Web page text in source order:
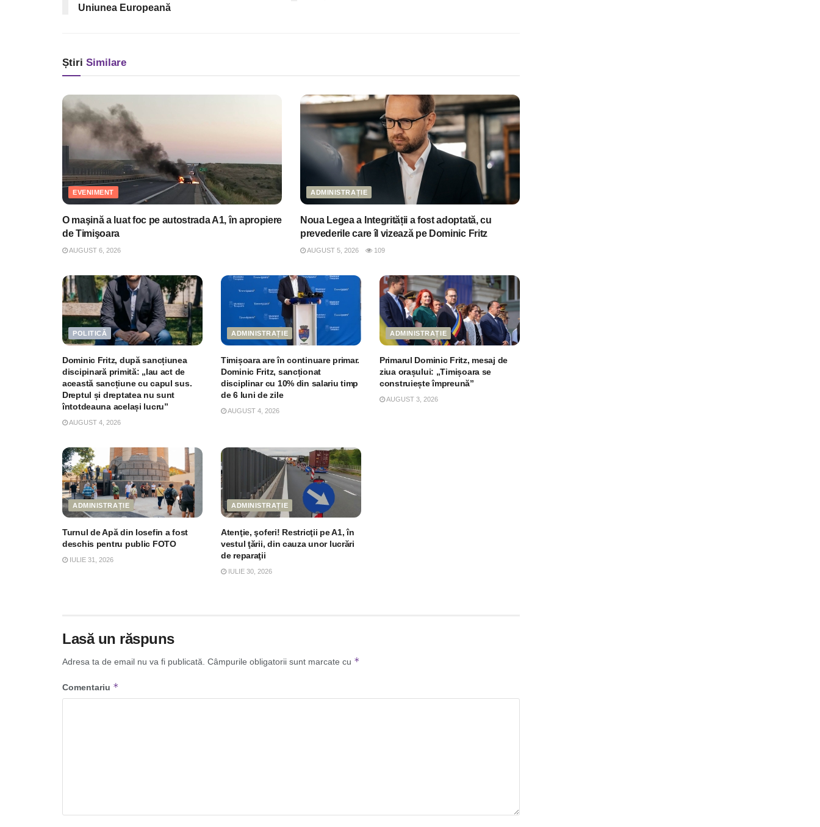
Uniunea Europeană
Știri Similare
EVENIMENT
O maşină a luat foc pe autostrada A1, în apropiere
de Timişoara
AUGUST 6, 2026
ADMINISTRAȚIE
Noua Legea a Integrității a fost adoptată, cu
prevederile care îl vizează pe Dominic Fritz
AUGUST 5, 2026 109
POLITICĂ
Dominic Fritz, după sancțiunea
discipinară primită: „Iau act de
această sancțiune cu capul sus.
Dreptul și dreptatea nu sunt
întotdeauna același lucru”
AUGUST 4, 2026
ADMINISTRAȚIE
Timișoara are în continuare primar.
Dominic Fritz, sancționat
disciplinar cu 10% din salariu timp
de 6 luni de zile
AUGUST 4, 2026
ADMINISTRAȚIE
Primarul Dominic Fritz, mesaj de
ziua orașului: „Timișoara se
construiește împreună”
AUGUST 3, 2026
ADMINISTRAȚIE
Turnul de Apă din Iosefin a fost
deschis pentru public FOTO
IULIE 31, 2026
ADMINISTRAȚIE
Atenţie, şoferi! Restricţii pe A1, în
vestul ţării, din cauza unor lucrări
de reparaţii
IULIE 30, 2026
Lasă un răspuns
Adresa ta de email nu va fi publicată. Câmpurile obligatorii sunt marcate cu *
Comentariu *